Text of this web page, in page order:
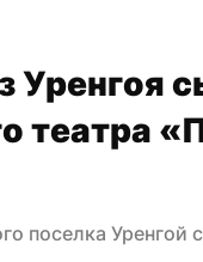
Уренгоя
театра
поселка Уренгой